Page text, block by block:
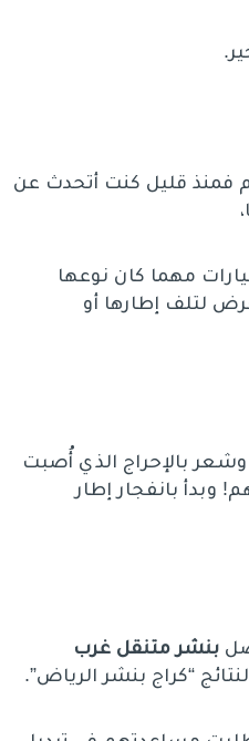
فمنذ قليل كنت أتحدث عن
مهما كان نوعها
لتلف إطارها أو
بالإحراج الذي أُصبت
وبدأ بانفجار إطار
بنشر متنقل غرب
“كراج بنشر الرياض”.